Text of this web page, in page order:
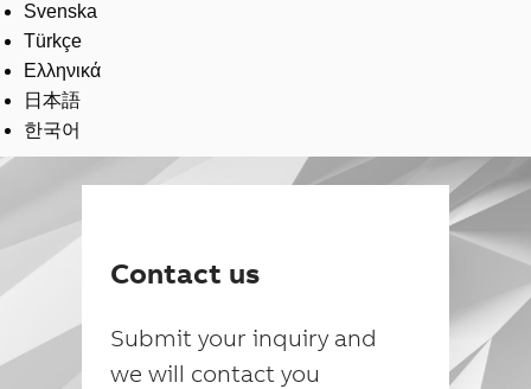
Svenska
Türkçe
Ελληνικά
日本語
한국어
Contact us
Submit your inquiry and
we will contact you